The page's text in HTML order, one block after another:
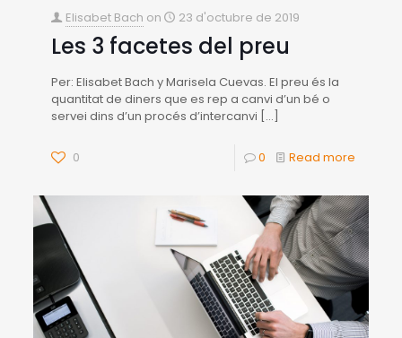
Elisabet Bach on 23 d'octubre de 2019
Les 3 facetes del preu
Per: Elisabet Bach y Marisela Cuevas. El preu és la
quantitat de diners que es rep a canvi d’un bé o
servei dins d’un procés d’intercanvi […]
0 0 Read more